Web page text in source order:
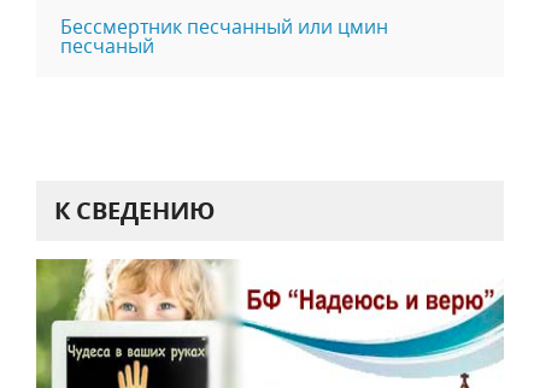
Бессмертник песчанный или цмин
песчаный
К СВЕДЕНИЮ